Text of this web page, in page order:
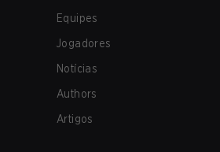
Equipes
Jogadores
Notícias
Authors
Artigos